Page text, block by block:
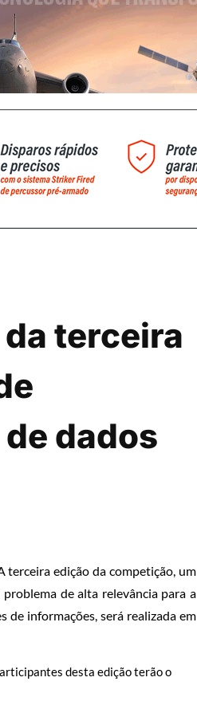
terceira
dados
terceira edição da competição, um
de alta relevância para a
de informações, será realizada em
desta edição terão o